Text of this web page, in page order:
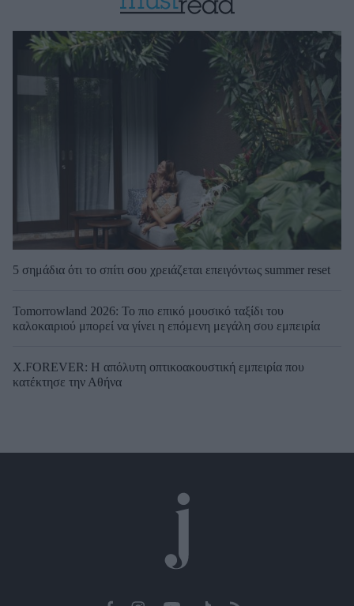
5 σημάδια ότι το σπίτι σου χρειάζεται επειγόντως summer reset
Tomorrowland 2026: Το πιο επικό μουσικό ταξίδι του
καλοκαιριού μπορεί να γίνει η επόμενη μεγάλη σου εμπειρία
X.FOREVER: Η απόλυτη οπτικοακουστική εμπειρία που
κατέκτησε την Αθήνα